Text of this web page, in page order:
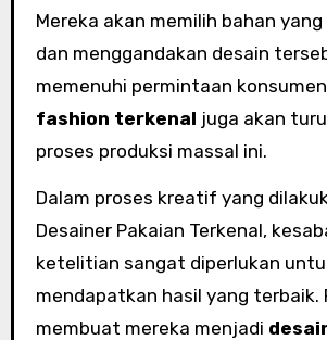
Mereka akan memilih bahan
dan menggandakan desain
memenuhi permintaan
fashion terkenal juga akan
proses produksi massal ini.
Dalam proses kreatif yang
Desainer Pakaian Terkenal,
ketelitian sangat diperlukan
mendapatkan hasil yang terbaik.
membuat mereka menjadi